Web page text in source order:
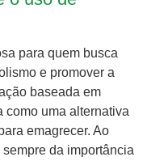
para quem busca
e promover a
baseada em
como uma alternativa
emagrecer. Ao
da importância